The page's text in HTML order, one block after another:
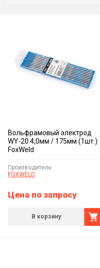
Вольфрамовый электрод
WY-20 4,0мм / 175мм (1шт.)
FoxWeld
Производитель
FOXWELD
Цена по запросу
В корзину